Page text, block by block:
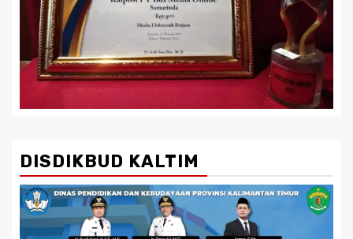
DISDIKBUD KALTIM